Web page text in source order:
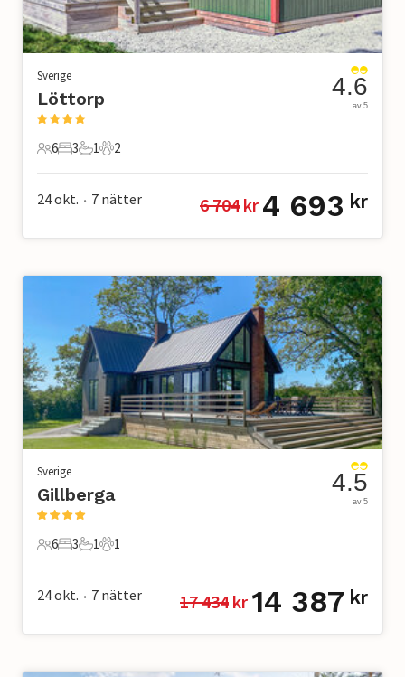
Sverige
Löttorp
6 Gäster
6
3 Sovrum
3
1 Badrum
1
2 Husdjur
2
4.6
av 5
24 okt. • 7 nätter 6 704 kr 4 693 kr
Sverige
Gillberga
6 Gäster
6
3 Sovrum
3
1 Badrum
1
1 Husdjur
1
4.5
av 5
24 okt. • 7 nätter 17 434 kr 14 387 kr